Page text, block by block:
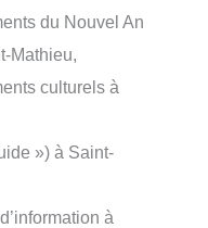
du Nouvel An
Mathieu,
culturels à
») à Saint-
à